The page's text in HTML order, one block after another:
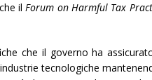
il Forum on Harmful Tax
che il governo ha
tecnologiche